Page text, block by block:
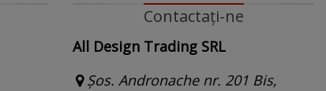
Contactați-ne
All Design Trading SRL
Șos. Andronache nr. 201 Bis,